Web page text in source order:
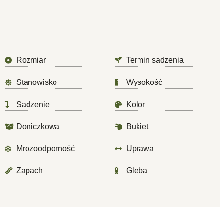
Rozmiar Termin sadzenia
Stanowisko Wysokość
Sadzenie Kolor
Doniczkowa Bukiet
Mrozoodporność Uprawa
Zapach Gleba